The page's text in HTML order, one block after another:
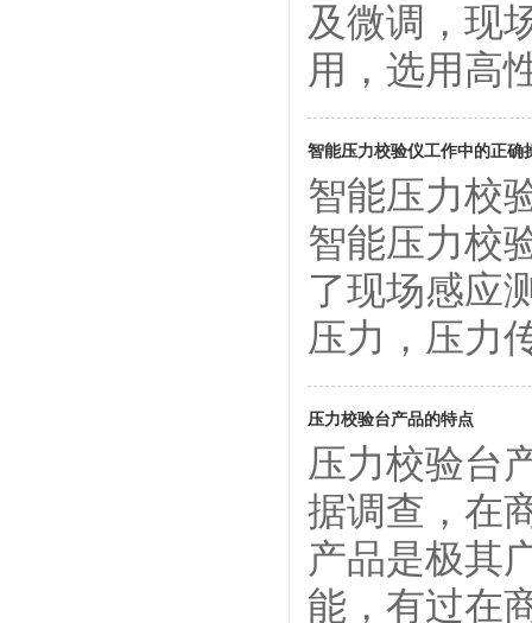
及微调，现
用，选用高
智能压力校验仪工作中的正确
智能压力校
智能压力校
了现场感应
压力，压力
压力校验台产品的特点
压力校验台
据调查，在
产品是极其
能，有过在